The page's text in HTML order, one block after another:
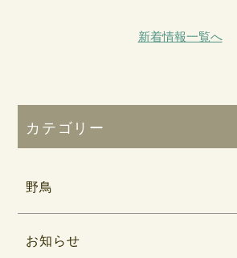
新着情報一覧へ
カテゴリー
野鳥
お知らせ